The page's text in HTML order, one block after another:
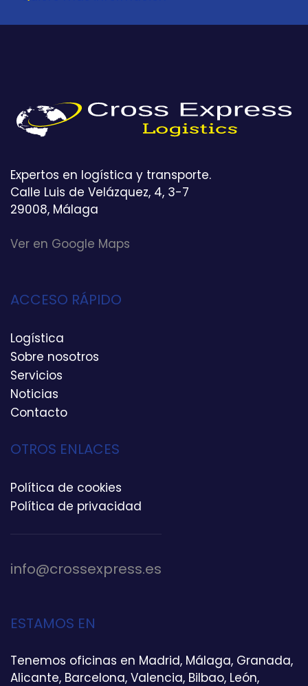
Expertos en logística y transporte.
Calle Luis de Velázquez, 4, 3-7
29008, Málaga
Ver en Google Maps
ACCESO RÁPIDO
Logística
Sobre nosotros
Servicios
Noticias
Contacto
OTROS ENLACES
Política de cookies
Política de privacidad
info@crossexpress.es
ESTAMOS EN
Tenemos oficinas en Madrid, Málaga, Granada,
Alicante, Barcelona, Valencia, Bilbao, León,